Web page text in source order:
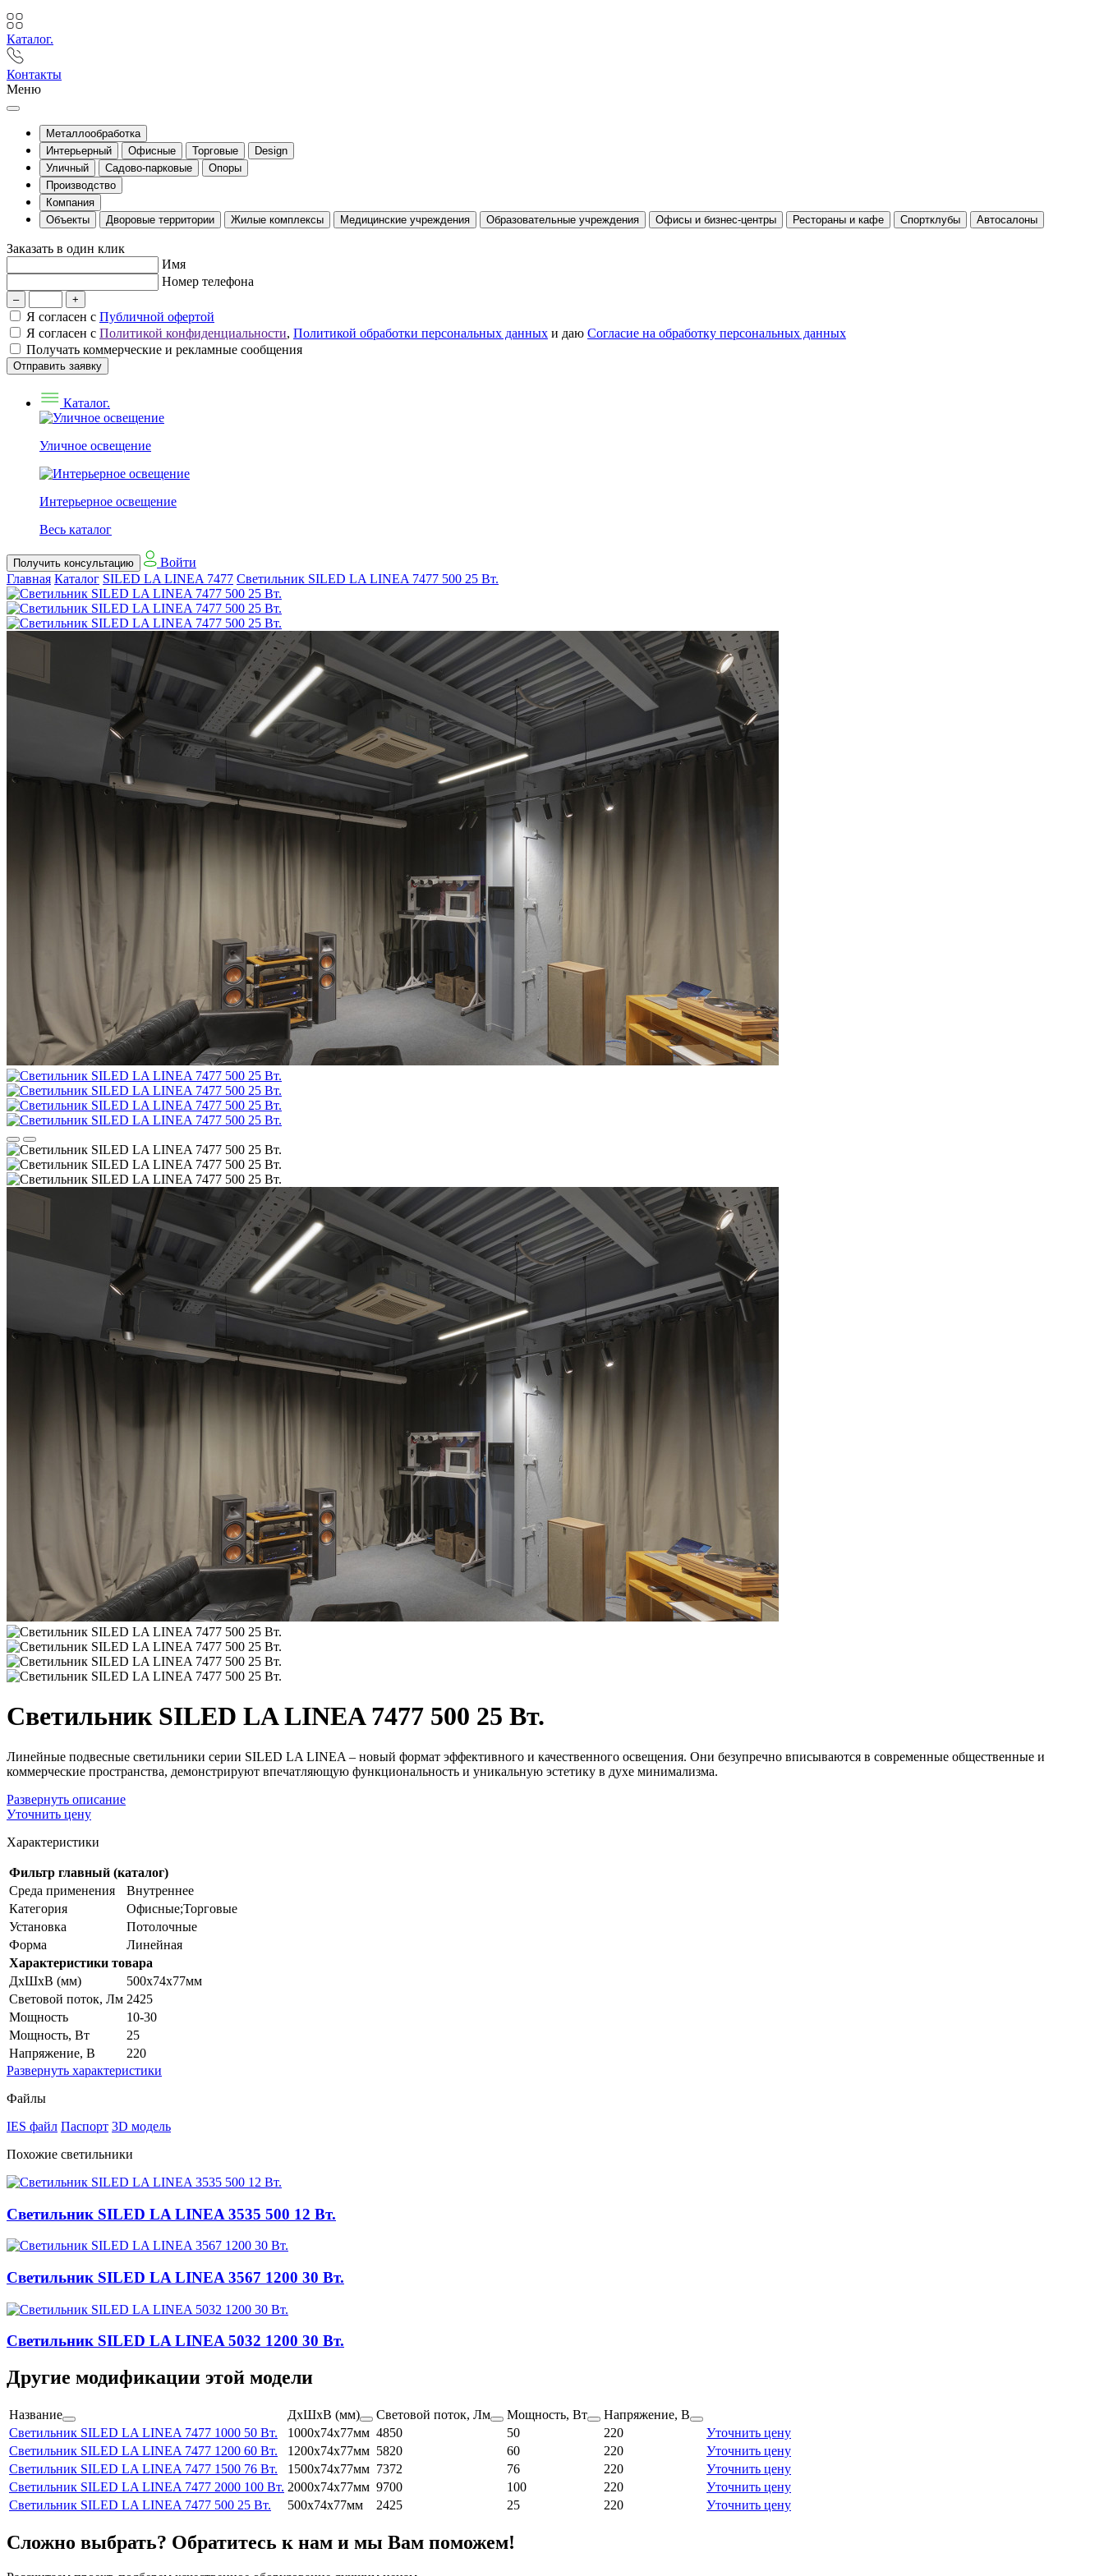
Каталог.
Контакты
Меню
Металлообработка
Интерьерный
Офисные Торговые
Design
Уличный
Садово-парковые
Опоры
Производство
Компания
Объекты
Дворовые территории Жилые комплексы Медицинские учреждения Образовательные учреждения Офисы и бизнес-центры Рестораны и кафе Спортклубы Автосалоны
Заказать в один клик
Имя
Номер телефона
– +
Я согласен с Публичной офертой
Я согласен с Политикой конфиденциальности, Политикой обработки персональных данных и даю Согласие на обработку персональных данных
Получать коммерческие и рекламные сообщения
Отправить заявку
Каталог.
Уличное освещение
Интерьерное освещение
Весь каталог
Получить консультацию
Войти
Главная Каталог SILED LA LINEA 7477 Светильник SILED LA LINEA 7477 500 25 Вт.
Светильник SILED LA LINEA 7477 500 25 Вт.
Линейные подвесные светильники серии SILED LA LINEA – новый формат эффективного и качественного освещения. Они безупречно вписываются в современные общественные и
коммерческие пространства, демонстрируют впечатляющую функциональность и уникальную эстетику в духе минимализма.
Развернуть описание
Уточнить цену
Характеристики
Фильтр главный (каталог)
Среда применения
Внутреннее
Категория
Офисные;Торговые
Установка
Потолочные
Форма
Линейная
Характеристики товара
ДхШхВ (мм)
500x74x77мм
Световой поток, Лм 2425
Мощность
10-30
Мощность, Вт
25
Напряжение, В
220
Развернуть характеристики
Файлы
IES файл Паспорт 3D модель
Похожие светильники
Светильник SILED LA LINEA 3535 500 12 Вт.
Светильник SILED LA LINEA 3567 1200 30 Вт.
Светильник SILED LA LINEA 5032 1200 30 Вт.
Другие модификации этой модели
Название ДхШхВ (мм) Световой поток, Лм Мощность, Вт
Напряжение, В
Светильник SILED LA LINEA 7477 1000 50 Вт.
1000x74x77мм 4850 50 220
Уточнить цену
Светильник SILED LA LINEA 7477 1200 60 Вт.
1200x74x77мм 5820 60 220
Уточнить цену
Светильник SILED LA LINEA 7477 1500 76 Вт.
1500x74x77мм 7372 76 220
Уточнить цену
Светильник SILED LA LINEA 7477 2000 100 Вт. 2000x74x77мм 9700 100 220
Уточнить цену
Светильник SILED LA LINEA 7477 500 25 Вт.
500x74x77мм 2425 25 220 Уточнить цену
Сложно выбрать? Обратитесь к нам и мы Вам поможем!